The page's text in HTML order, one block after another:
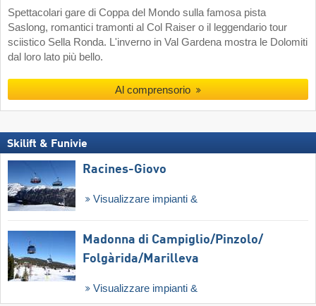
Spettacolari gare di Coppa del Mondo sulla famosa pista
Saslong, romantici tramonti al Col Raiser o il leggendario tour
sciistico Sella Ronda. L'inverno in Val Gardena mostra le Dolomiti
dal loro lato più bello.
Al comprensorio
Skilift & Funivie
Racines-Giovo
Visualizzare impianti &
Madonna di Campiglio/​Pinzolo/​
Folgàrida/​Marilleva
Visualizzare impianti &